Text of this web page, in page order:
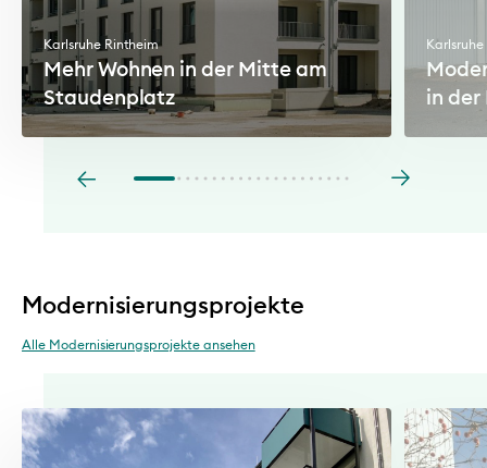
Karlsruhe Rintheim
Mehr Wohnen in der Mitte am
Staudenplatz
in der
Modernisierungsprojekte
Alle Modernisierungsprojekte ansehen